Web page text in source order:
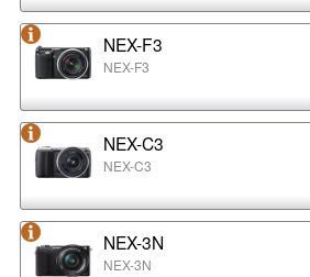
NEX-F3
NEX-F3
NEX-C3
NEX-C3
NEX-3N
NEX-3N